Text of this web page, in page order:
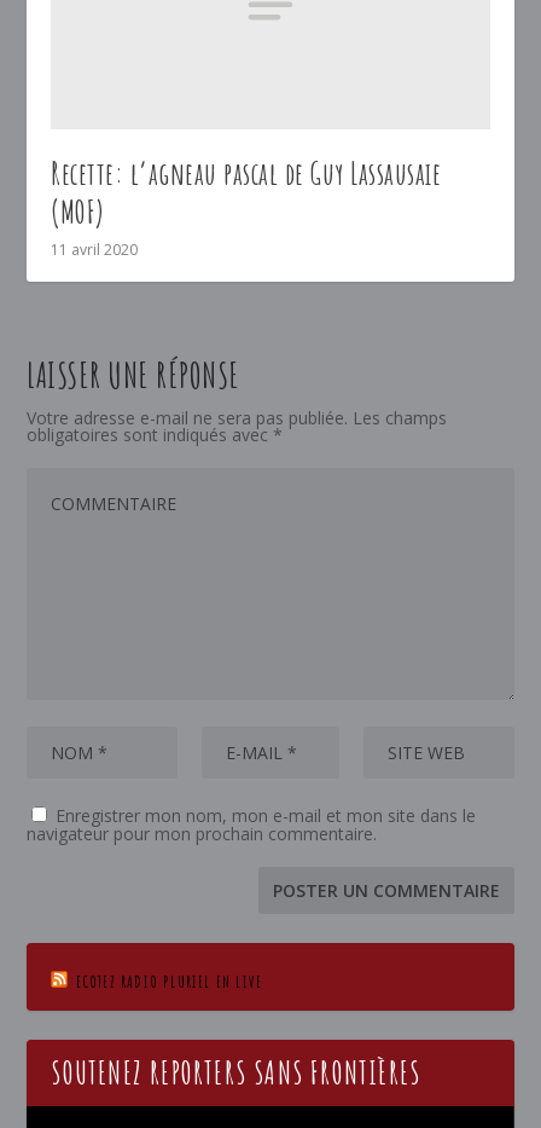
Recette: l’agneau pascal de Guy Lassausaie
(MOF)
11 avril 2020
LAISSER UNE RÉPONSE
Votre adresse e-mail ne sera pas publiée. Les champs
obligatoires sont indiqués avec *
Enregistrer mon nom, mon e-mail et mon site dans le
navigateur pour mon prochain commentaire.
ECOTEZ RADIO PLURIEL EN LIVE
SOUTENEZ REPORTERS SANS FRONTIÈRES